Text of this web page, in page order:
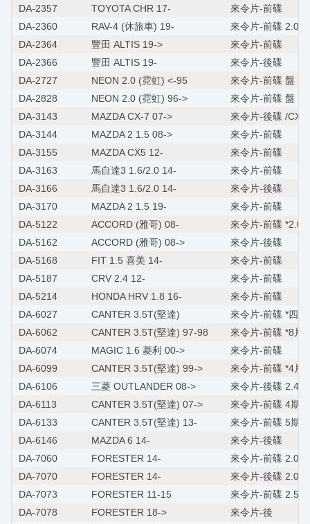
DA-2357
TOYOTA CHR 17-
來令片-前碟
DA-2360
RAV-4 (休旅車) 19-
來令片-前碟 2.0/
DA-2364
豐田 ALTIS 19->
來令片-前碟
DA-2366
豐田 ALTIS 19-
來令片-後碟
DA-2727
NEON 2.0 (霓虹) <-95
來令片-前碟 盤
DA-2828
NEON 2.0 (霓虹) 96->
來令片-前碟 盤
DA-3143
MAZDA CX-7 07->
來令片-後碟 /CX-9
DA-3144
MAZDA 2 1.5 08->
來令片-前碟
DA-3155
MAZDA CX5 12-
來令片-前碟
DA-3163
馬自達3 1.6/2.0 14-
來令片-前碟
DA-3166
馬自達3 1.6/2.0 14-
來令片-後碟
DA-3170
MAZDA 2 1.5 19-
來令片-前碟
DA-5122
ACCORD (雅哥) 08-
來令片-前碟 *2.0/
DA-5162
ACCORD (雅哥) 08->
來令片-後碟
DA-5168
FIT 1.5 喜美 14-
來令片-前碟
DA-5187
CRV 2.4 12-
來令片-前碟
DA-5214
HONDA HRV 1.8 16-
來令片-前碟
DA-6027
CANTER 3.5T(堅達)
來令片-前碟 *四片
DA-6062
CANTER 3.5T(堅達) 97-98
來令片-前碟 *8片*
DA-6074
MAGIC 1.6 菱利 00->
來令片-前碟
DA-6099
CANTER 3.5T(堅達) 99->
來令片-前碟 *4片
DA-6106
三菱 OUTLANDER 08->
來令片-後碟 2.4
DA-6113
CANTER 3.5T(堅達) 07->
來令片-前碟 4期
DA-6133
CANTER 3.5T(堅達) 13-
來令片-前碟 5期
DA-6146
MAZDA 6 14-
來令片-後碟
DA-7060
FORESTER 14-
來令片-前碟
DA-7070
FORESTER 14-
來令片-後碟
DA-7073
FORESTER 11-15
來令片-前碟 2.5/
DA-7078
FORESTER 18->
來令片-後